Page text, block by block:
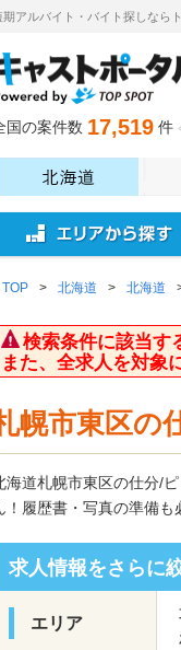
期アルバイト・バイト探しなら
国の案件数 17,519 件
TOP > 北海道 > 北海道
検索条件に該当す
また、全求人を対象
幌市東区の
海道札幌市東区の仕分/
！履歴書・写真の準備も
求人情報をさらに
エリア